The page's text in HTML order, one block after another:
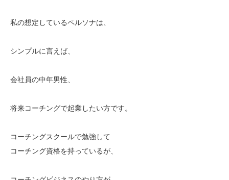
私の想定しているペルソナは、
シンプルに言えば、
会社員の中年男性、
将来コーチングで起業したい方です。
コーチングスクールで勉強して
コーチング資格を持っているが、